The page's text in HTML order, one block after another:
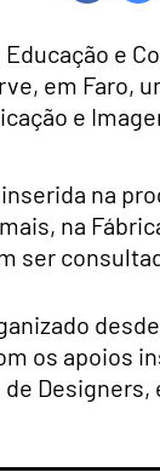
e
em Faro,
e
na
na
ser
os apoios